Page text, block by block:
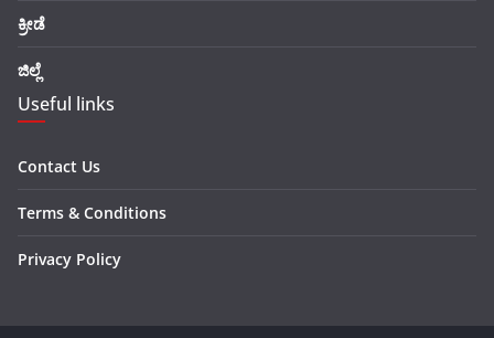
ಕ್ರೀಡೆ
ಜಿಲ್ಲೆ
Useful links
Contact Us
Terms & Conditions
Privacy Policy